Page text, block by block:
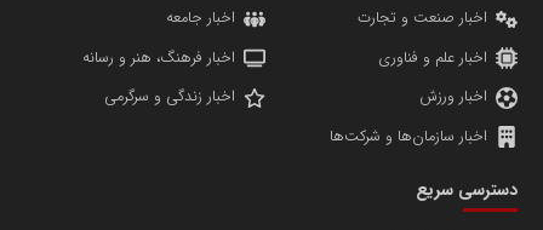
تامین آهن اسفنجی تولیدکنندگان فولاد در کشور
اخبار صنعت و تجارت
اخبار جامعه
اخبار علم و فناوری
اخبار فرهنگ، هنر و رسانه
اخبار ورزش
اخبار زندگی و سرگرمی
اخبار سازمان‌ها و شرکت‌ها
دسترسی سریع